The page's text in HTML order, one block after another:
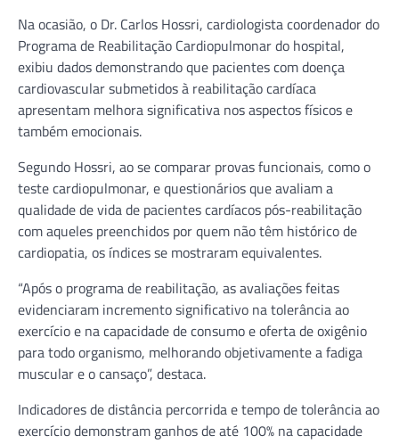
Na ocasião, o Dr. Carlos Hossri, cardiologista coordenador do
Programa de Reabilitação Cardiopulmonar do hospital,
exibiu dados demonstrando que pacientes com doença
cardiovascular submetidos à reabilitação cardíaca
apresentam melhora significativa nos aspectos físicos e
também emocionais.
Segundo Hossri, ao se comparar provas funcionais, como o
teste cardiopulmonar, e questionários que avaliam a
qualidade de vida de pacientes cardíacos pós-reabilitação
com aqueles preenchidos por quem não têm histórico de
cardiopatia, os índices se mostraram equivalentes.
“Após o programa de reabilitação, as avaliações feitas
evidenciaram incremento significativo na tolerância ao
exercício e na capacidade de consumo e oferta de oxigênio
para todo organismo, melhorando objetivamente a fadiga
muscular e o cansaço”, destaca.
Indicadores de distância percorrida e tempo de tolerância ao
exercício demonstram ganhos de até 100% na capacidade